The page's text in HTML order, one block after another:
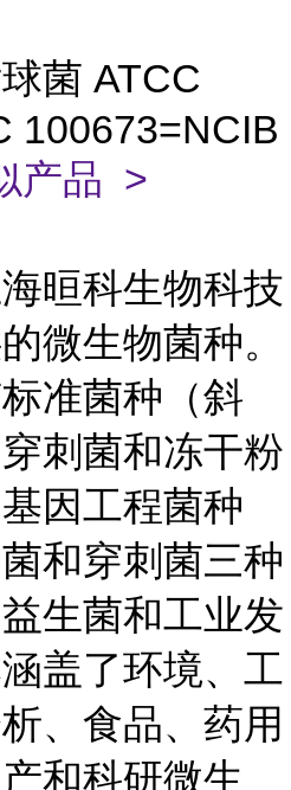
菌 ATCC
100673=NCIB
产品 >
晅科生物科技
微生物菌种。
准菌种（斜
刺菌和冻干粉
因工程菌种
和穿刺菌三种
生菌和工业发
盖了环境、工
、食品、药用
和科研微生